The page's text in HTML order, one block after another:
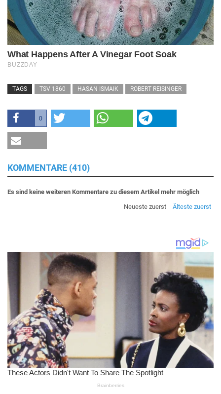
TAGS TSV 1860 HASAN ISMAIK ROBERT REISINGER
0
KOMMENTARE (410)
Es sind keine weiteren Kommentare zu diesem Artikel mehr möglich
Neueste zuerst
Älteste zuerst